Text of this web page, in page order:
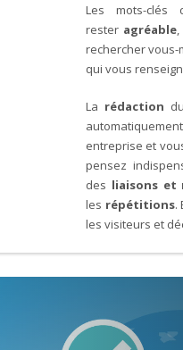
Les mots-clés
rester agréable
rechercher
qui vous
La rédaction
entreprise et
pensez
des liaisons et
les répétitions.
les visiteurs et